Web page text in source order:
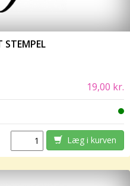
STEMPEL
19,00 kr.
Læg i kurven